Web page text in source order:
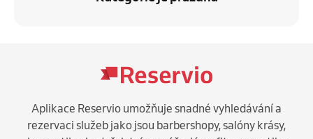
Aplikace Reservio umožňuje snadné vyhledávání a
rezervaci služeb jako jsou barbershopy, salóny krásy,